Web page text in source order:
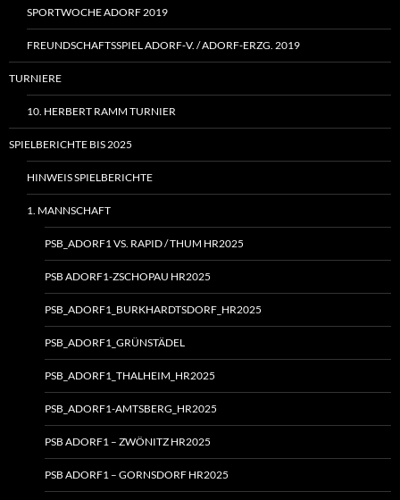
SPORTWOCHE ADORF 2019
FREUNDSCHAFTSSPIEL ADORF‑V. / ADORF-ERZG. 2019
TURNIERE
10. HERBERT RAMM TURNIER
SPIELBERICHTE BIS 2025
HINWEIS SPIELBERICHTE
1. MANNSCHAFT
PSB_ADORF1 VS. RAPID / THUM HR2025
PSB ADORF1-ZSCHOPAU HR2025
PSB_ADORF1_BURKHARDTSDORF_HR2025
PSB_ADORF1_GRÜNSTÄDEL
PSB_ADORF1_THALHEIM_HR2025
PSB_ADORF1-AMTSBERG_HR2025
PSB ADORF1 – ZWÖNITZ HR2025
PSB ADORF1 – GORNSDORF HR2025